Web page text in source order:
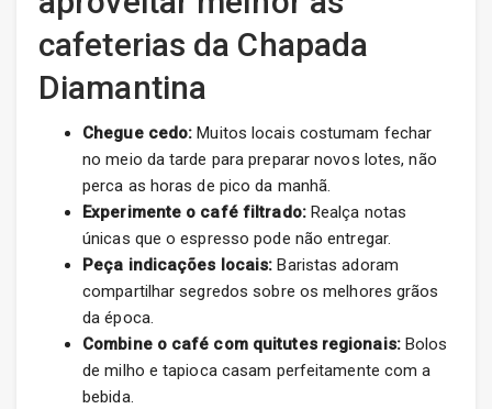
cafeterias da Chapada
Diamantina
Chegue cedo: Muitos locais costumam fechar
no meio da tarde para preparar novos lotes, não
perca as horas de pico da manhã.
Experimente o café filtrado:Realça notas
únicas que o espresso pode não entregar.
Peça indicações locais: Baristas adoram
compartilhar segredos sobre os melhores grãos
da época.
Combine o café com quitutes regionais:Bolos
de milho e tapioca casam perfeitamente com a
bebida.